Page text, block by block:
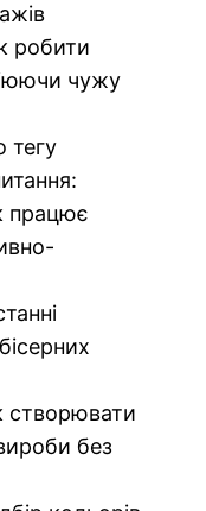
робити
чужу
тегу
працює
створювати
без